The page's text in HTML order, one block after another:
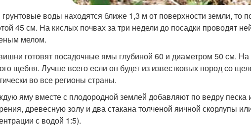
грунтовые воды находятся ближе 1,3 м от поверхности земли,
45 см. На кислых почвах за три недели до посадки проводят
мелом.
готовят посадочные ямы глубиной 60 и диаметром 50 см.
щебня. Лучше всего если он будет из известковых пород со
во все регионы страны.
яму вместе с плодородной землей добавляют по ведру
древесную золу и два стакана толченой яичной скорлупы
с водой 1:5).